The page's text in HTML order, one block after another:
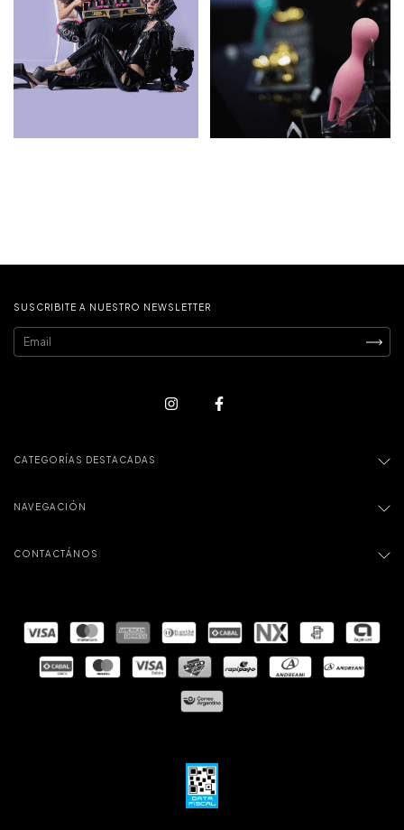
SUSCRIBITE A NUESTRO NEWSLETTER
CATEGORÍAS DESTACADAS
NAVEGACIÓN
CONTACTÁNOS